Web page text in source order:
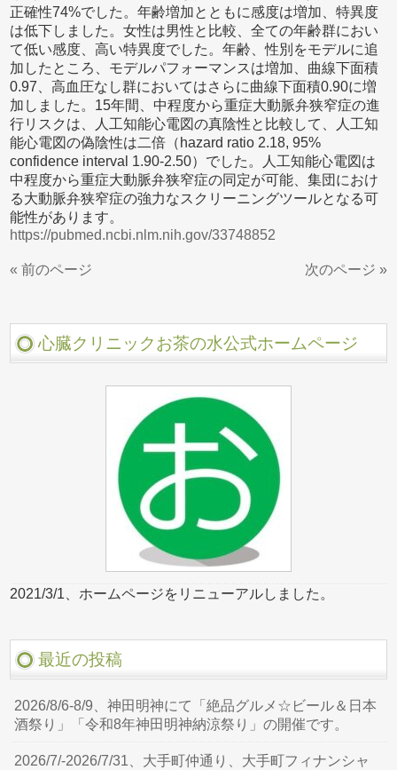
正確性74%でした。年齢増加とともに感度は増加、特異度
は低下しました。女性は男性と比較、全ての年齢群におい
て低い感度、高い特異度でした。年齢、性別をモデルに追
加したところ、モデルパフォーマンスは増加、曲線下面積
0.97、高血圧なし群においてはさらに曲線下面積0.90に増
加しました。15年間、中程度から重症大動脈弁狭窄症の進
行リスクは、人工知能心電図の真陰性と比較して、人工知
能心電図の偽陰性は二倍（hazard ratio 2.18, 95%
confidence interval 1.90-2.50）でした。人工知能心電図は
中程度から重症大動脈弁狭窄症の同定が可能、集団におけ
る大動脈弁狭窄症の強力なスクリーニングツールとなる可
能性があります。
https://pubmed.ncbi.nlm.nih.gov/33748852
« 前のページ 次のページ »
心臓クリニックお茶の水公式ホームページ
2021/3/1、ホームページをリニューアルしました。
最近の投稿
2026/8/6-8/9、神田明神にて「絶品グルメ☆ビール＆日本
酒祭り」「令和8年神田明神納涼祭り」の開催です。
2026/7/-2026/7/31、大手町仲通り、大手町フィナンシャ